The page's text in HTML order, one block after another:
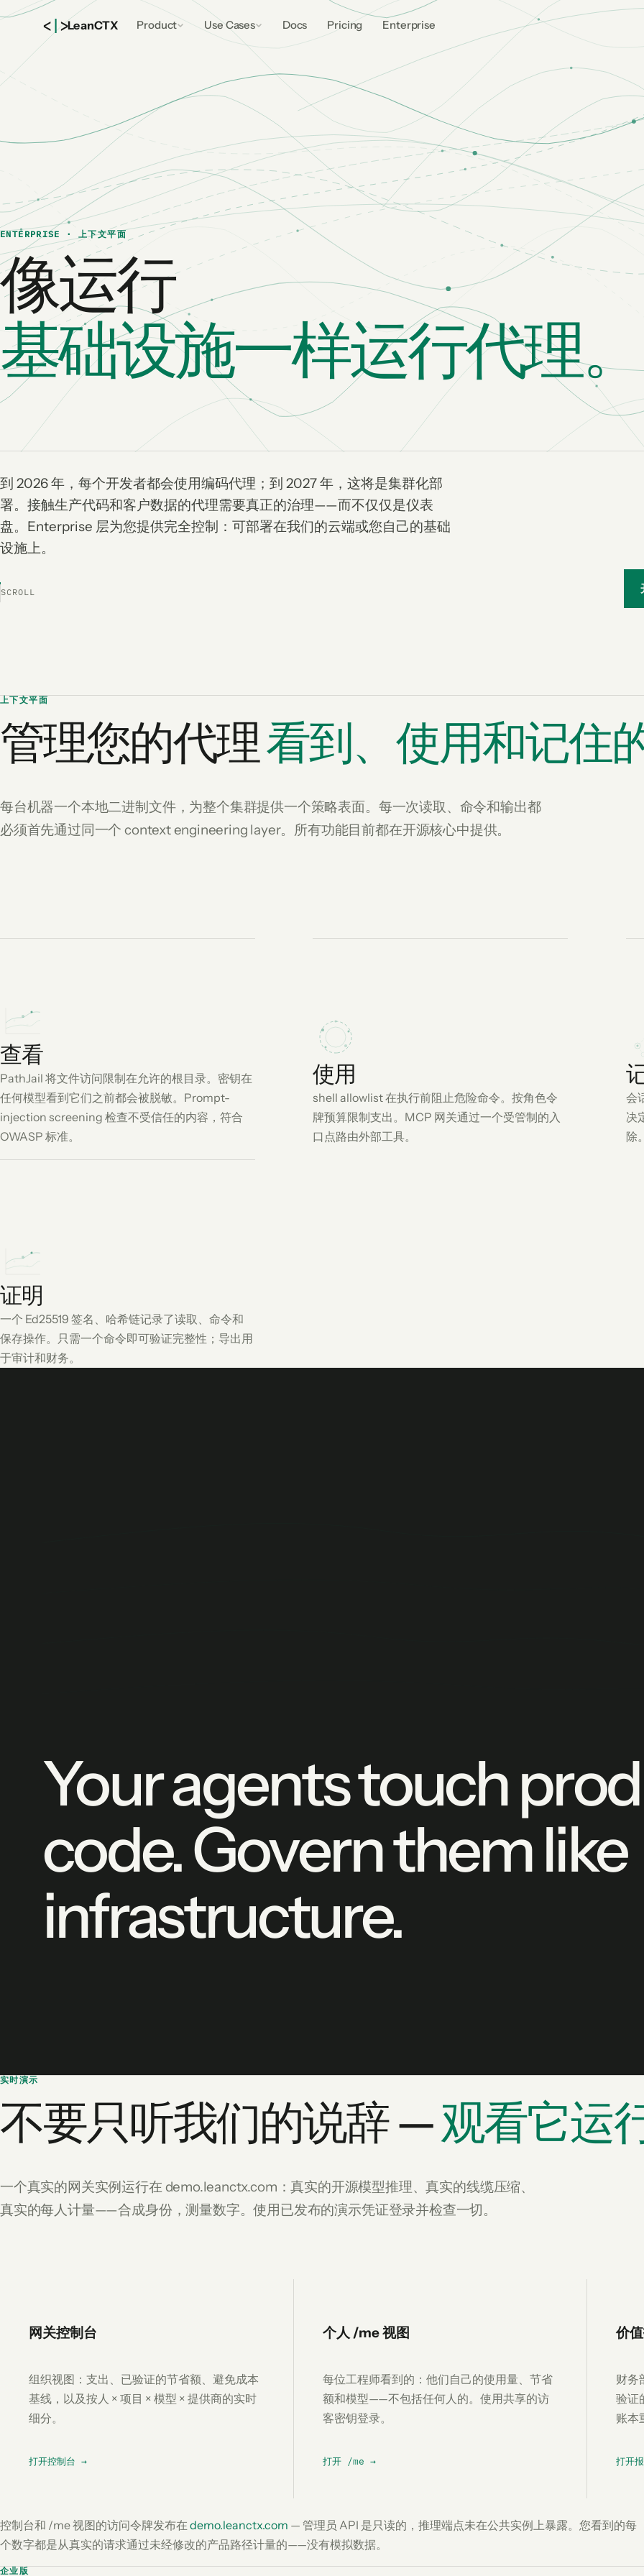
<|>LeanCTX Product Use Cases Docs Pricing Enterprise
ENTERPRISE · 上下文平面
像运行
基础设施一样运行代理。
到 2026 年，每个开发者都会使用编码代理；到 2027 年，这将是集群化部
署。接触生产代码和客户数据的代理需要真正的治理——而不仅仅是仪表
盘。Enterprise 层为您提供完全控制：可部署在我们的云端或您自己的基础
设施上。
SCROLL
上下文平面
管理您的代理看到、使用和记住
每台机器一个本地二进制文件，为整个集群提供一个策略表面。每一次读取、命令和输出都
必须首先通过同一个 context engineering layer。所有功能目前都在开源核心中提供。
查看
PathJail 将文件访问限制在允许的根目录。密钥在
任何模型看到它们之前都会被脱敏。Prompt-
injection screening 检查不受信任的内容，符合
OWASP 标准。
使用
shell allowlist 在执行前阻止危险命令。按角色令
牌预算限制支出。MCP 网关通过一个受管制的入
口点路由外部工具。
会
决
除
证明
一个 Ed25519 签名、哈希链记录了读取、命令和
保存操作。只需一个命令即可验证完整性；导出用
于审计和财务。
Your agents touch
code. Govern them like
infrastructure.
实时演示
不要只听我们的说辞 —观看它运
一个真实的网关实例运行在 demo.leanctx.com：真实的开源模型推理、真实的线缆压缩、
真实的每人计量——合成身份，测量数字。使用已发布的演示凭证登录并检查一切。
网关控制台
组织视图：支出、已验证的节省额、避免成本
基线，以及按人 × 项目 × 模型 × 提供商的实时
细分。
打开控制台 →
个人 /me 视图
每位工程师看到的：他们自己的使用量、节省
额和模型——不包括任何人的。使用共享的访
客密钥登录。
打开 /me →
价
财务
验证
账本
打开
控制台和 /me 视图的访问令牌发布在 demo.leanctx.com — 管理员 API 是只读的，推理端点未在公共实例上暴露。您看到的每
个数字都是从真实的请求通过未经修改的产品路径计量的——没有模拟数据。
企业版